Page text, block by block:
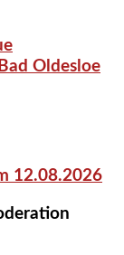
Oldesloe
12.08.2026